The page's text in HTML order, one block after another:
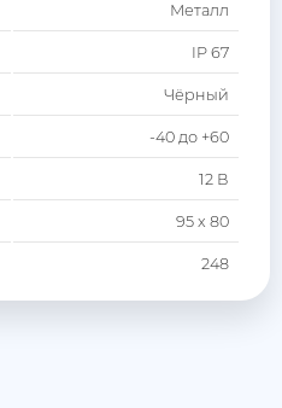
Металл
IP 67
Чёрный
-40 до +60
12 В
95 x 80
248